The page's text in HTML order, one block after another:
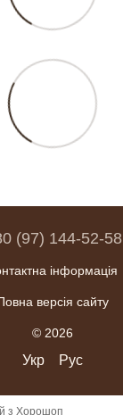
(97) 144-52-58
інформація
версія сайту
© 2026
Укр Рус
з Хорошоп